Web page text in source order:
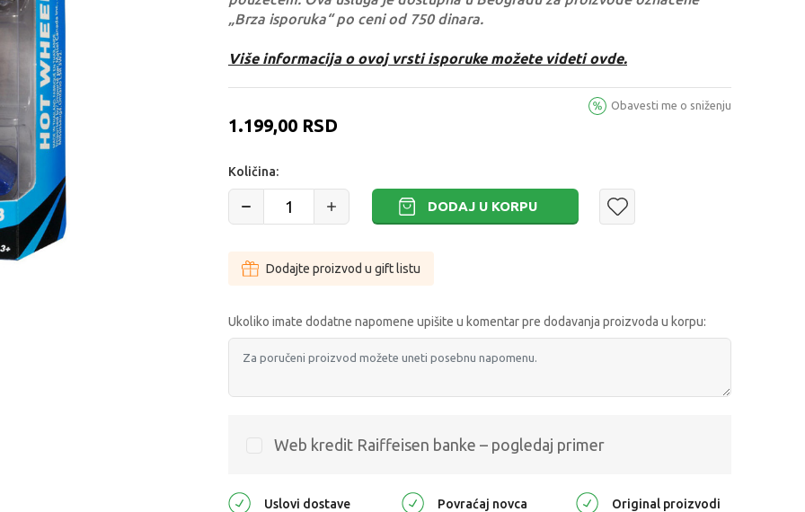
„Brza isporuka“ po ceni od 750 dinara.
Više informacija o ovoj vrsti isporuke možete videti ovde.
1.199,00 RSD
Obavesti me o sniženju
Količina:
DODAJ U KORPU
Dodajte proizvod u gift listu
Ukoliko imate dodatne napomene upišite u komentar pre dodavanja proizvoda u korpu:
Web kredit Raiffeisen banke – pogledaj primer
Uslovi dostave Povraćaj novca Original proizvodi